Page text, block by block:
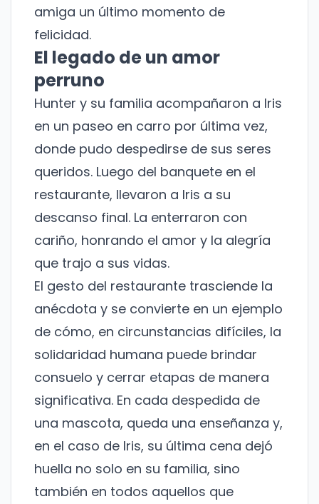
amiga un último momento de
felicidad.
El legado de un amor
perruno
Hunter y su familia acompañaron a Iris
en un paseo en carro por última vez,
donde pudo despedirse de sus seres
queridos. Luego del banquete en el
restaurante, llevaron a Iris a su
descanso final. La enterraron con
cariño, honrando el amor y la alegría
que trajo a sus vidas.
El gesto del restaurante trasciende la
anécdota y se convierte en un ejemplo
de cómo, en circunstancias difíciles, la
solidaridad humana puede brindar
consuelo y cerrar etapas de manera
significativa. En cada despedida de
una mascota, queda una enseñanza y,
en el caso de Iris, su última cena dejó
huella no solo en su familia, sino
también en todos aquellos que
¡No te pierdas nuestras
novedades!
noticias y actualizaciones.
Nombre
Correo electrónico
No te preocupes, no enviamos spam.
Cerrar Suscribirme